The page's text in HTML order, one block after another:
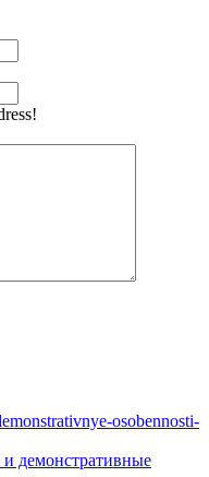
демонстративные